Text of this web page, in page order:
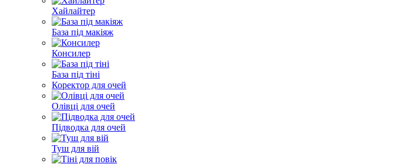
Хайлайтер
База під макіяж
Консилер
База під тіні
Коректор для очей
Олівці для очей
Підводка для очей
Туш для вій